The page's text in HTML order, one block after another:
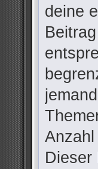
deine
Dieser